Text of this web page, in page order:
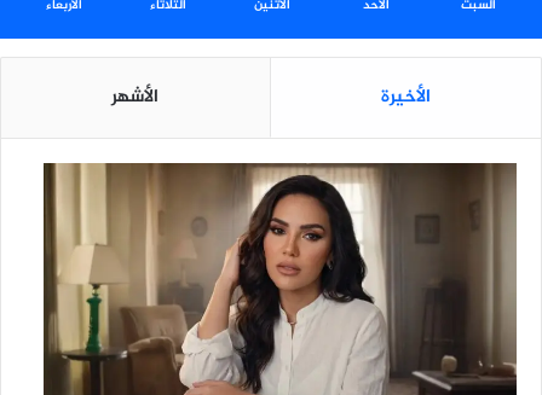
السبت الأحد الأثنين الثلاثاء الأربعاء
الأخيرة الأشهر